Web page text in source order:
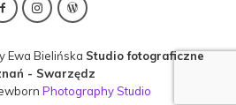
Ewa Bielińska Studio fotograficzne
- Swarzędz
Photography Studio